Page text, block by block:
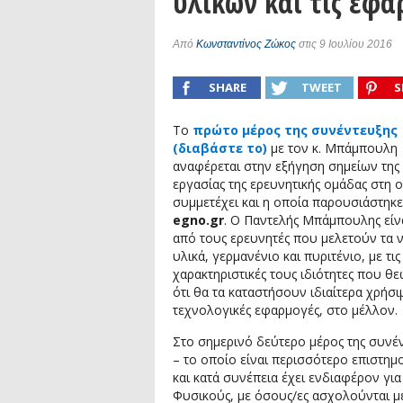
Συνέντευξη: Συζητώντας με τον
podcast: Τι είναι τα Βαρυτικά
podcast: Αναζητώντας τα Βαρυτικά
Συνέντευξη: Ο ερευνητής Διονύσης
Από Κωνσταντίνος Ζώκος στις 9 Ιουλίου 2016
SHARE TWEET
Το πρώτο μέρος της συνέντευξης
(διαβάστε το) με τον κ. Μπάμπουλη
αναφέρεται στην εξήγηση σημείων της
εργασίας της ερευνητικής ομάδας στη
συμμετέχει και η οποία
egno.gr. Ο Παντελής Μπάμπουλης
από τους ερευνητές που μελετούν τα
υλικά, γερμανένιο και πυριτένιο, με τις
χαρακτηριστικές τους ιδιότητες που
ότι θα τα καταστήσουν ιδιαίτερα
τεχνολογικές εφαρμογές, στο μέλλον.
Στο σημερινό δεύτερο μέρος της
– το οποίο είναι περισσότερο
και κατά συνέπεια έχει ενδιαφέρον
Φυσικούς, με όσους/ες ασχολούνται